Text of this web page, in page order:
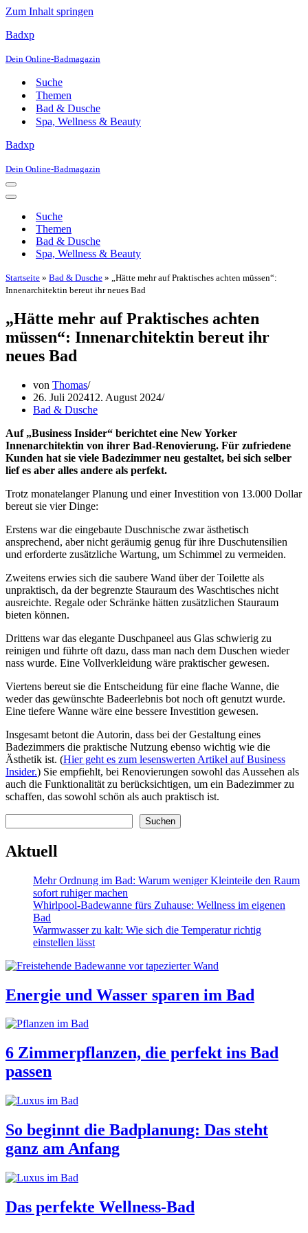
Zum Inhalt springen
Badxp
Dein Online-Badmagazin
Suche
Themen
Bad & Dusche
Spa, Wellness & Beauty
Badxp
Dein Online-Badmagazin
Navigationsmenü
Navigationsmenü
Suche
Themen
Bad & Dusche
Spa, Wellness & Beauty
Startseite » Bad & Dusche » „Hätte mehr auf Praktisches achten müssen“:
Innenarchitektin bereut ihr neues Bad
„Hätte mehr auf Praktisches achten
müssen“: Innenarchitektin bereut ihr
neues Bad
von Thomas
26. Juli 202412. August 2024
Bad & Dusche
Auf „Business Insider“ berichtet eine New Yorker
Innenarchitektin von ihrer Bad-Renovierung. Für zufriedene
Kunden hat sie viele Badezimmer neu gestaltet, bei sich selber
lief es aber alles andere als perfekt.
Trotz monatelanger Planung und einer Investition von 13.000 Dollar
bereut sie vier Dinge:
Erstens war die eingebaute Duschnische zwar ästhetisch
ansprechend, aber nicht geräumig genug für ihre Duschutensilien
und erforderte zusätzliche Wartung, um Schimmel zu vermeiden.
Zweitens erwies sich die saubere Wand über der Toilette als
unpraktisch, da der begrenzte Stauraum des Waschtisches nicht
ausreichte. Regale oder Schränke hätten zusätzlichen Stauraum
bieten können.
Drittens war das elegante Duschpaneel aus Glas schwierig zu
reinigen und führte oft dazu, dass man nach dem Duschen wieder
nass wurde. Eine Vollverkleidung wäre praktischer gewesen.
Viertens bereut sie die Entscheidung für eine flache Wanne, die
weder das gewünschte Badeerlebnis bot noch oft genutzt wurde.
Eine tiefere Wanne wäre eine bessere Investition gewesen.
Insgesamt betont die Autorin, dass bei der Gestaltung eines
Badezimmers die praktische Nutzung ebenso wichtig wie die
Ästhetik ist. (Hier geht es zum lesenswerten Artikel auf Business
Insider.) Sie empfiehlt, bei Renovierungen sowohl das Aussehen als
auch die Funktionalität zu berücksichtigen, um ein Badezimmer zu
schaffen, das sowohl schön als auch praktisch ist.
Suchen
Aktuell
Mehr Ordnung im Bad: Warum weniger Kleinteile den Raum
sofort ruhiger machen
Whirlpool-Badewanne fürs Zuhause: Wellness im eigenen
Bad
Warmwasser zu kalt: Wie sich die Temperatur richtig
einstellen lässt
Energie und Wasser sparen im Bad
6 Zimmerpflanzen, die perfekt ins Bad
passen
So beginnt die Badplanung: Das steht
ganz am Anfang
Das perfekte Wellness-Bad